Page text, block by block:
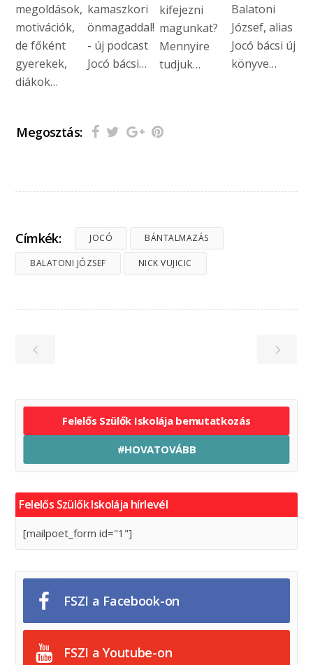
megoldások,
motivációk,
de főként
gyerekek,
diákok…
kamaszkori
önmagaddal!
- új podcast
Jocó bácsi…
kifejezni
magunkat?
Mennyire
tudjuk…
Balatoni
József, alias
Jocó bácsi új
könyve…
Megosztás:
Címkék: JOCÓ BÁNTALMAZÁS
BALATONI JÓZSEF NICK VUJICIC
Felelős Szülők Iskolája bemutatkozás
#HOVATOVÁBB
Felelős Szülők Iskolája hírlevél
[mailpoet_form id="1"]
FSZI a Facebook-on
FSZI a Youtube-on